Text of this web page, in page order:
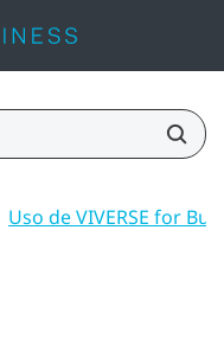
Uso de VIVERSE for